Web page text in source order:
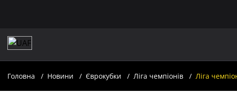
Головна Новини Єврокубки Ліга чемпіонів Ліга